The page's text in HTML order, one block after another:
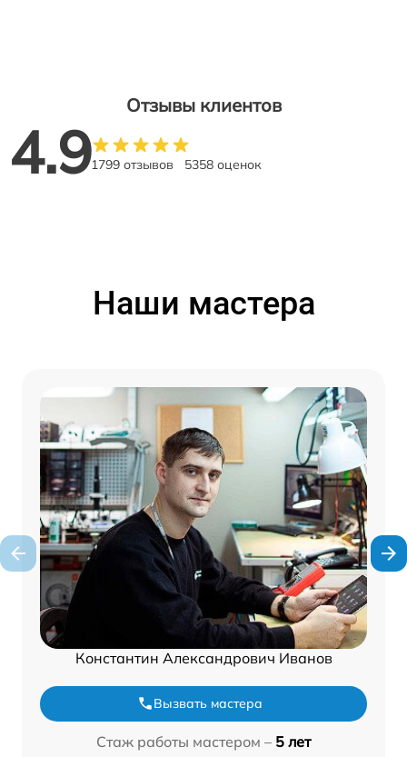
Отзывы клиентов
4.91799 отзывов 5358 оценок
Наши мастера
Константин Александрович Иванов
Вызвать мастера
Стаж работы мастером – 5 лет